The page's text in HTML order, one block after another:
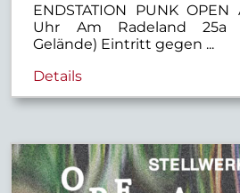
ENDSTATION PUNK OPEN
Uhr Am Radeland 25a
Gelände) Eintritt gegen ...
Details